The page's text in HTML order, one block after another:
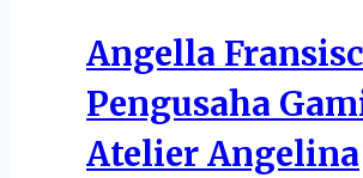
Laris
Pasaran
Angella
Pengusaha
Atelier Angelina